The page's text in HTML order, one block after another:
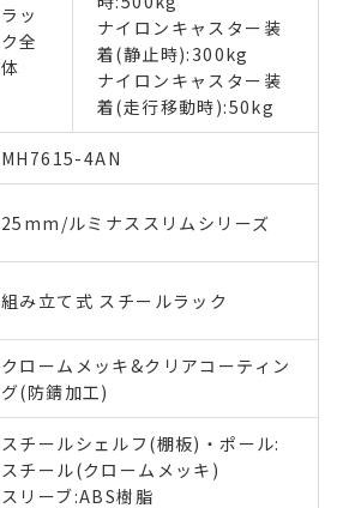
ラッ
ク全
体
ナイロンキャスター装
着(静止時):300kg
ナイロンキャスター装
着(走行移動時):50kg
MH7615-4AN
25mm/ルミナススリムシリーズ
組み立て式 スチールラック
クロームメッキ&クリアコーティン
グ(防錆加工)
スチールシェルフ(棚板)・ポール:
スチール(クロームメッキ)
スリーブ:ABS樹脂